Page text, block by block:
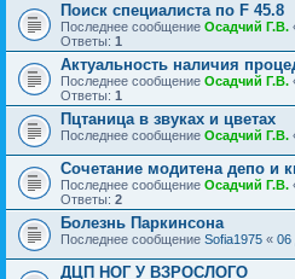
Поиск специалиста по F 45.8
Последнее сообщение Осадчий Г.В.
Ответы: 1
Актуальность наличия
Последнее сообщение Осадчий Г.В.
Ответы: 1
Пцтаница в звуках и цветах
Последнее сообщение Осадчий Г.В.
Сочетание модитена депо и
Последнее сообщение Осадчий Г.В.
Ответы: 2
Болезнь Паркинсона
Последнее сообщение Sofia1975 « 06
ДЦП НОГ У ВЗРОСЛОГО